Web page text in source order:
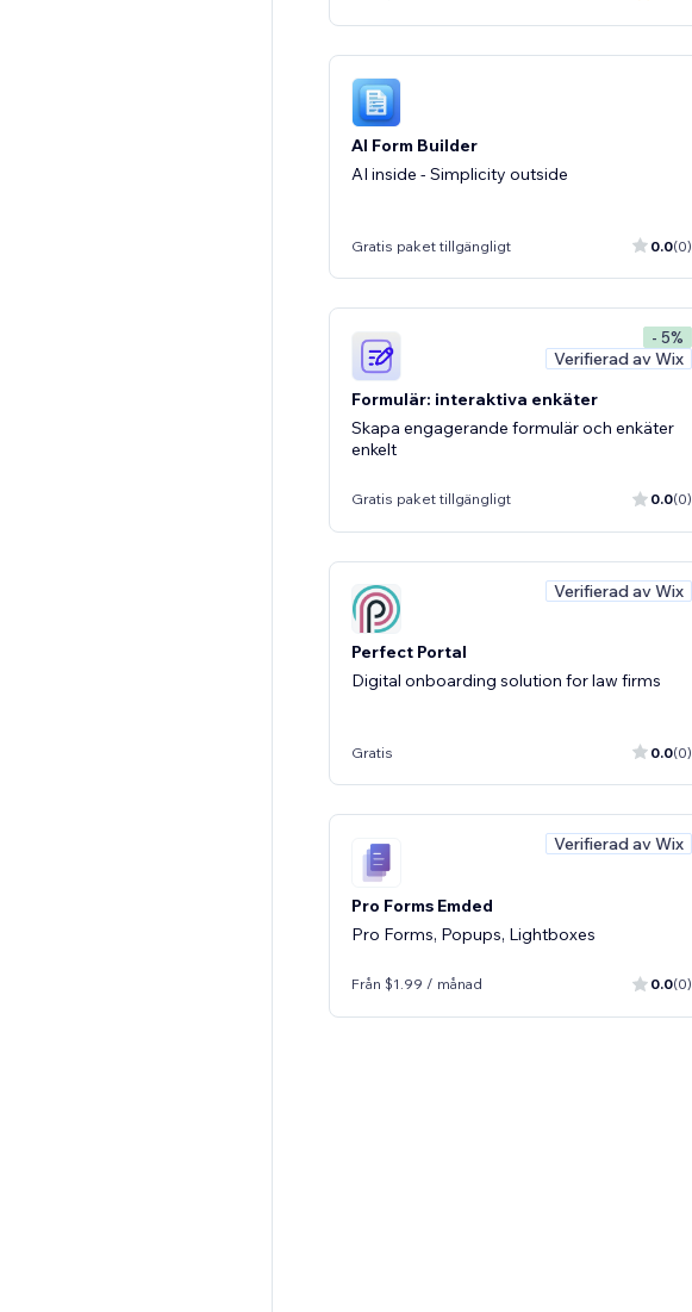
AI Form Builder
AI inside - Simplicity outside
Gratis paket tillgängligt 0.0(0)
- 5%
Verifierad av Wix
Formulär: interaktiva enkäter
Skapa engagerande formulär och enkäter
enkelt
Gratis paket tillgängligt 0.0(0)
Verifierad av Wix
Perfect Portal
Digital onboarding solution for law firms
Gratis 0.0(0)
Verifierad av Wix
Pro Forms Emded
Pro Forms, Popups, Lightboxes
Från $1.99 / månad 0.0(0)